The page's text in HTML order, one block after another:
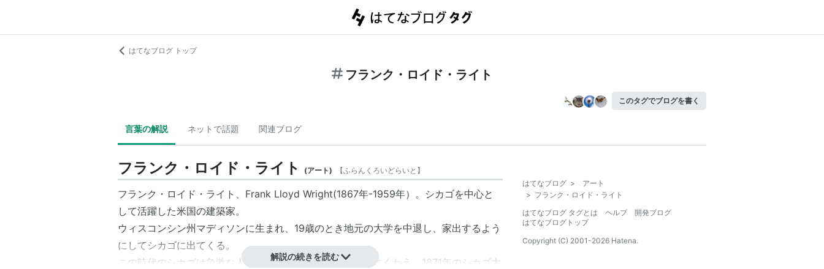
はてなブログ トップ
フランク・ロイド・ライト
このタグでブログを書く
言葉の解説 ネットで話題 関連ブログ
フランク・ロイド・ライト (アート) 【ふらんくろいどらいと 】
フランク・ロイド・ライト、Frank Lloyd Wright(1867年-1959年）。シカゴを中心と
して活躍した米国の建築家。
ウィスコンシン州マディソンに生まれ、19歳のとき地元の大学を中退し、家出するよう
にしてシカゴに出てくる。
この時代のシカゴは急激な人口増加とそれに伴う経済発展にくわえ、1871年のシカゴ大
解説の続きを読む
はてなブログ >
アート
> フランク・ロイド・ライト
はてなブログ タグとは
ヘルプ
開発ブログ
はてなブログトップ
Copyright (C) 2001-2026 Hatena.